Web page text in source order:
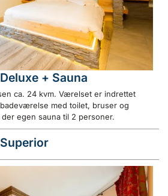
+ Sauna
ca. 24 kvm. Værelset er indrettet
med toilet, bruser og
egen sauna til 2 personer.